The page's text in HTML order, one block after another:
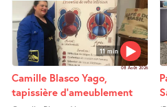
11 min
08 Août 2026
Camille Blasco Yago,
tapissière d’ameublement